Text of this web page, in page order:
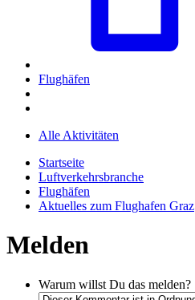
Flughäfen
Alle Aktivitäten
Startseite
Luftverkehrsbranche
Flughäfen
Aktuelles zum Flughafen Graz
Melden
Warum willst Du das melden?